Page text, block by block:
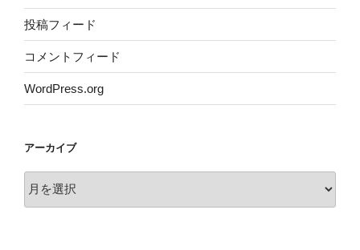
投稿フィード
コメントフィード
WordPress.org
アーカイブ
ー